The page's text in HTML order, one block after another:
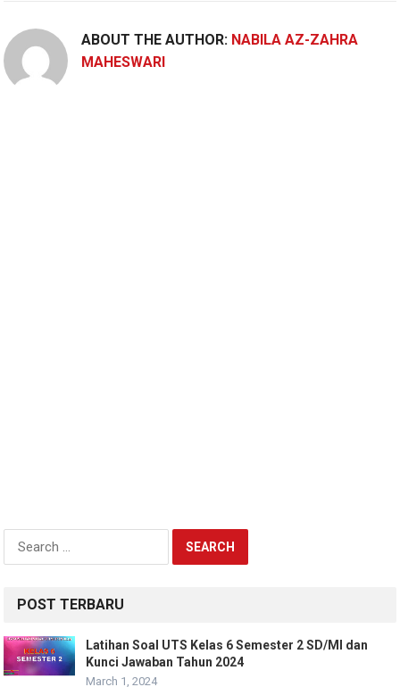
ABOUT THE AUTHOR: NABILA AZ-ZAHRA
MAHESWARI
for:
POST TERBARU
Latihan Soal UTS Kelas 6 Semester 2 SD/MI dan
Kunci Jawaban Tahun 2024
March 1, 2024